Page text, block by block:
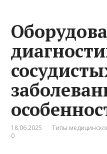
18.06.2025 Типы
0